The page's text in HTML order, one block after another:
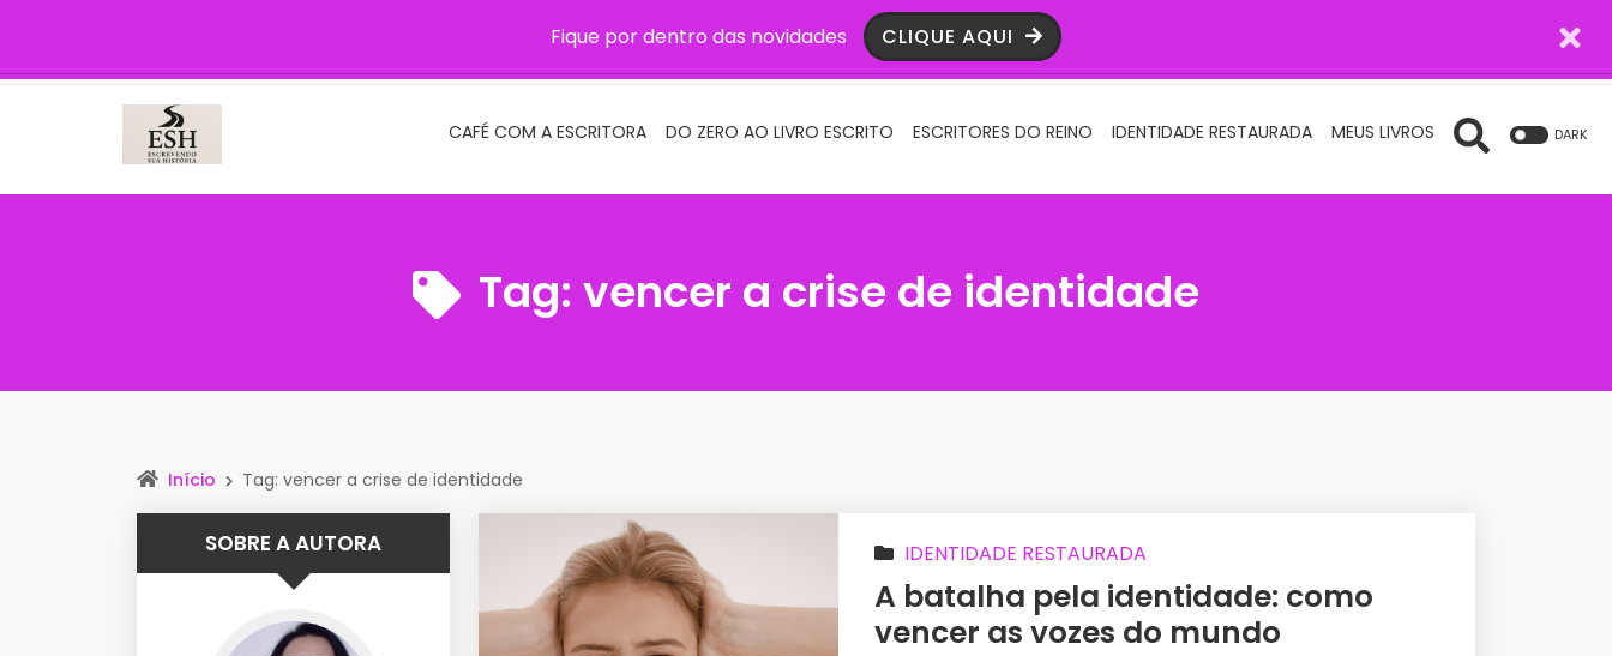
Fique por dentro das novidades CLIQUE AQUI
CAFÉ COM A ESCRITORA DO ZERO AO LIVRO ESCRITO ESCRITORES DO REINO IDENTIDADE RESTAURADA MEUS LIVROS DARK
Tag: vencer a crise de identidade
Início Tag: vencer a crise de identidade
IDENTIDADE RESTAURADA
A batalha pela identidade: como
vencer as vozes do mundo
SOBRE A AUTORA